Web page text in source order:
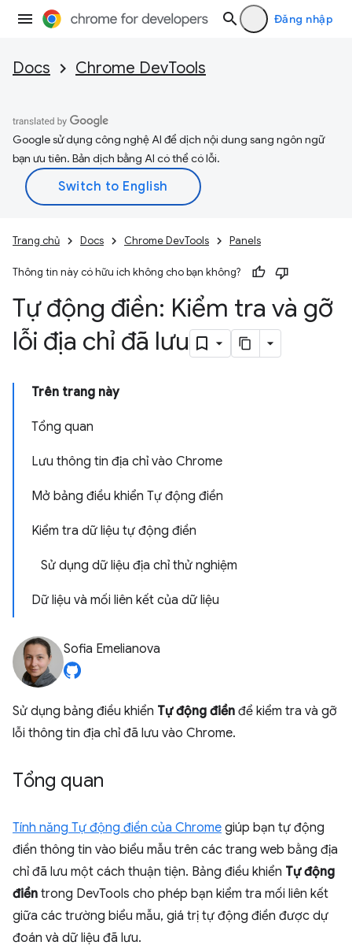
Đăng nhập
Docs Chrome DevTools
Google sử dụng công nghệ AI để dịch nội dung sang ngôn ngữ
bạn ưu tiên. Bản dịch bằng AI có thể có lỗi.
Trang chủ Docs Chrome DevTools Panels
Thông tin này có hữu ích không cho bạn không?
Tự động điền: Kiểm tra và gỡ
lỗi địa chỉ đã lưu
Trên trang này
Tổng quan
Lưu thông tin địa chỉ vào Chrome
Mở bảng điều khiển Tự động điền
Kiểm tra dữ liệu tự động điền
Sử dụng dữ liệu địa chỉ thử nghiệm
Dữ liệu và mối liên kết của dữ liệu
Sofia Emelianova
Sử dụng bảng điều khiển Tự động điền để kiểm tra và gỡ
lỗi thông tin địa chỉ đã lưu vào Chrome.
Tổng quan
Tính năng Tự động điền của Chrome giúp bạn tự động
điền thông tin vào biểu mẫu trên các trang web bằng địa
chỉ đã lưu một cách thuận tiện. Bảng điều khiển Tự động
điền trong DevTools cho phép bạn kiểm tra mối liên kết
giữa các trường biểu mẫu, giá trị tự động điền được dự
đoán và dữ liệu đã lưu.